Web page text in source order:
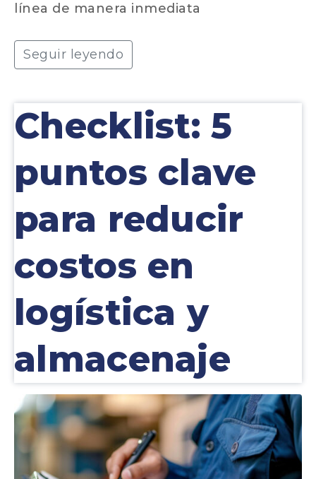
línea de manera inmediata
Seguir leyendo
Checklist: 5
puntos clave
para reducir
costos en
logística y
almacenaje